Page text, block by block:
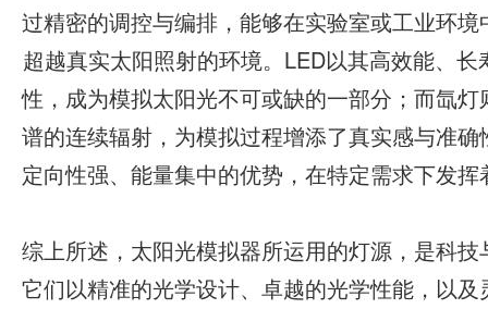
过精密的调控与编排，能够在实验室或工业环
超越真实太阳照射的环境。LED以其高效能、
性，成为模拟太阳光不可或缺的一部分；而氙
谱的连续辐射，为模拟过程增添了真实感与准
定向性强、能量集中的优势，在特定需求下发
综上所述，太阳光模拟器所运用的灯源，是科
它们以精准的光学设计、卓越的光学性能，以